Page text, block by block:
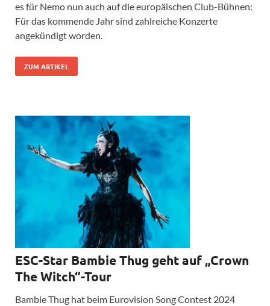
es für Nemo nun auch auf die europäischen Club-Bühnen:
Für das kommende Jahr sind zahlreiche Konzerte
angekündigt worden.
ZUM ARTIKEL
ESC-Star Bambie Thug geht auf „Crown
The Witch“-Tour
Bambie Thug hat beim Eurovision Song Contest 2024